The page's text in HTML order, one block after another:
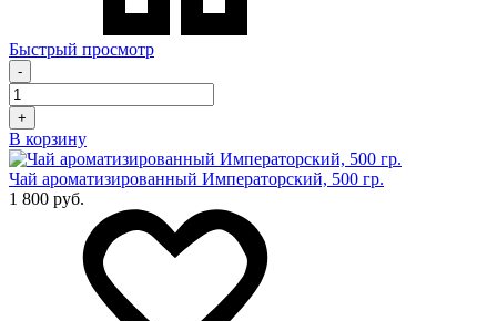
Быстрый просмотр
-
+
В корзину
Чай ароматизированный Императорский, 500 гр.
1 800 руб.